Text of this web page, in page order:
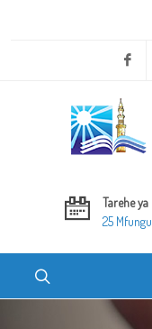
Tarehe
25